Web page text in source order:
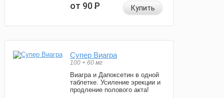
от 90Р Купить
Супер Виагра
100 + 60 мг
Виагра и Дапоксетин в одной
таблетке. Усиление эрекции и
продление полового акта!